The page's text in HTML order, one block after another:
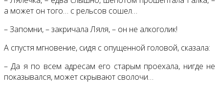
а может он того… с рельсов сошел…
– Запомни, – закричала Ляля, – он не алкоголик!
А спустя мгновение, сидя с опущенной головой, сказала:
– Да я по всем адресам его старым проехала, нигде не
показывался, может скрывают сволочи…